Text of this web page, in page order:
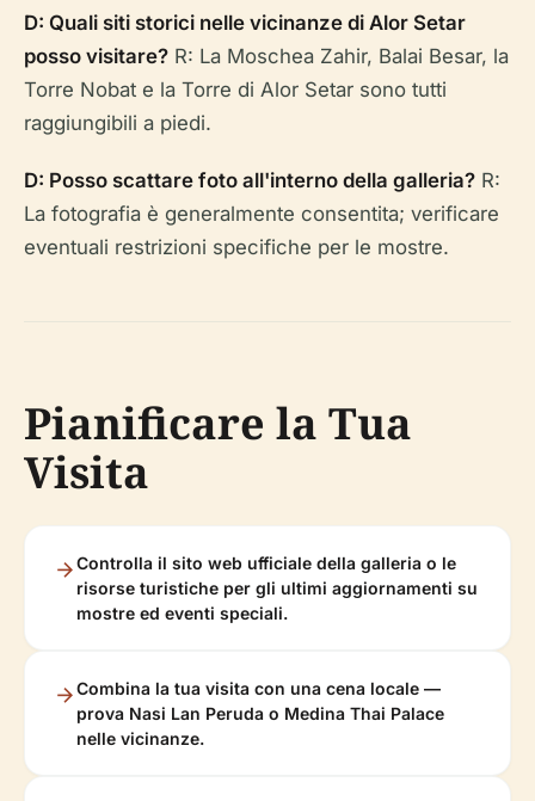
D: Quali siti storici nelle vicinanze di Alor Setar
posso visitare? R: La Moschea Zahir, Balai Besar, la
Torre Nobat e la Torre di Alor Setar sono tutti
raggiungibili a piedi.
D: Posso scattare foto all'interno della galleria? R:
La fotografia è generalmente consentita; verificare
eventuali restrizioni specifiche per le mostre.
Pianificare la Tua
Visita
Controlla il sito web ufficiale della galleria o le
risorse turistiche per gli ultimi aggiornamenti su
mostre ed eventi speciali.
Combina la tua visita con una cena locale —
prova Nasi Lan Peruda o Medina Thai Palace
nelle vicinanze.